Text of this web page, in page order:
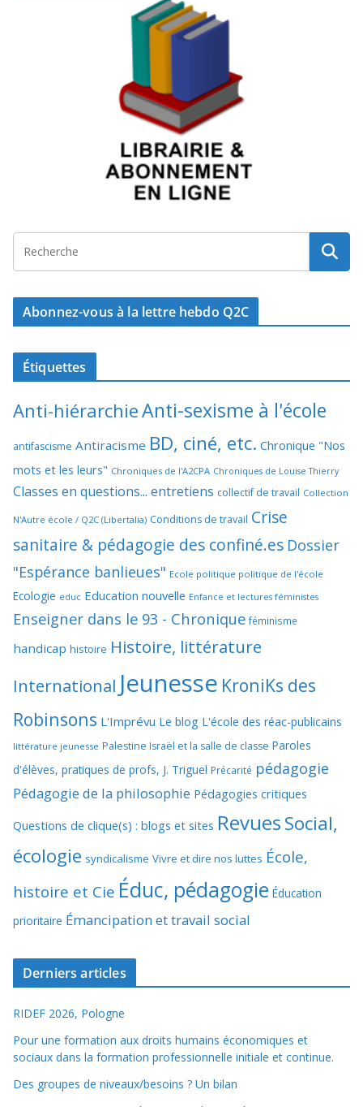
Abonnez-vous à la lettre hebdo Q2C
Étiquettes
Anti-hiérarchieAnti-sexisme à l'école
antifascisme Antiracisme BD, ciné, etc. Chronique "Nos
mots et les leurs" Chroniques de l'A2CPA Chroniques de Louise Thierry
Classes en questions... entretiens collectif de travail Collection
N'Autre école / Q2C (Libertalia) Conditions de travail Crise
sanitaire & pédagogie des confiné.es Dossier
"Espérance banlieues" Ecole politique politique de l'école
Ecologie educ Education nouvelle Enfance et lectures féministes
Enseigner dans le 93 - Chronique féminisme
handicap histoire Histoire, littérature
International Jeunesse KroniKs des
Robinsons L'Imprévu Le blog L'école des réac-publicains
littérature jeunesse Palestine Israël et la salle de classe Paroles
d'élèves, pratiques de profs, J. Triguel Précarité pédagogie
Pédagogie de la philosophie Pédagogies critiques
Questions de clique(s) : blogs et sites RevuesSocial,
écologie syndicalisme Vivre et dire nos luttes École,
histoire et Cie Éduc, pédagogie Éducation
prioritaire Émancipation et travail social
Derniers articles
RIDEF 2026, Pologne
Pour une formation aux droits humains économiques et
sociaux dans la formation professionnelle initiale et continue.
Des groupes de niveaux/besoins ? Un bilan